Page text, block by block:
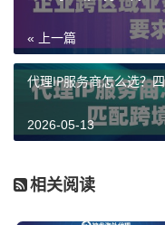
第二，IP池的规模与
更多的“身份”可以切
而被封禁。纯净度则
单。池子大且干净，
中断。
第三，地理位置覆盖
« 上一篇
代理IP服务商怎么选？
2026-05-13
相关阅读